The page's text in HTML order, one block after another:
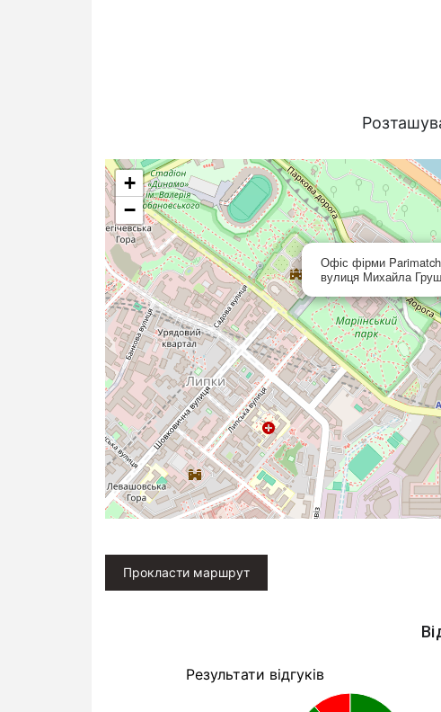
Офіс фірми
вулиця Михайла
+
−
Прокласти маршрут
Результати відгуків